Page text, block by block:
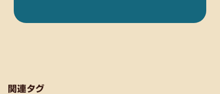
関連タグ